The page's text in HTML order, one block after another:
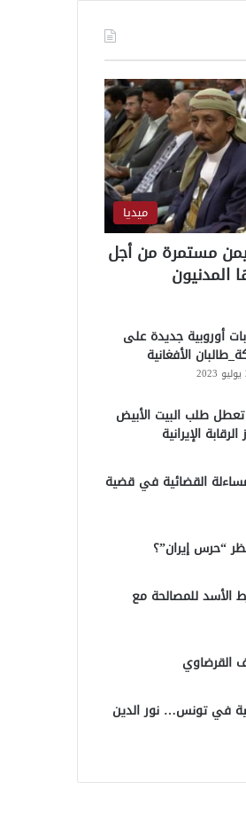
ميديا
مستمرة من أجل
المدنيون
أوروبية جديدة على
الأفغانية
تعطل طلب البيت الأبيض
الإيرانية
القضائية في قضية
“حرس إيران”؟
الأسد للمصالحة مع
القرضاوي
في تونس… نور الدين